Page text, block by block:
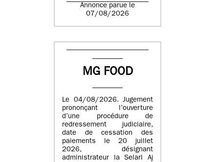
Annonce parue le
07/08/2026
MG FOOD
Le 04/08/2026. Jugement
prononçant l’ouverture
d’une procédure de
redressement judiciaire,
date de cessation des
paiements le 20 juillet
2026, désignant
administrateur la Selarl Aj